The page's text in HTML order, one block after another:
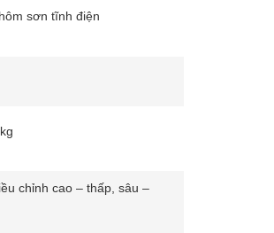
sơn tĩnh điện
chỉnh cao – thấp, sâu –